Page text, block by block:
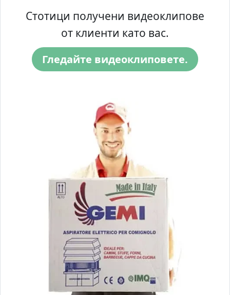
Стотици получени видеоклипове
от клиенти като вас.
Гледайте видеоклиповете.